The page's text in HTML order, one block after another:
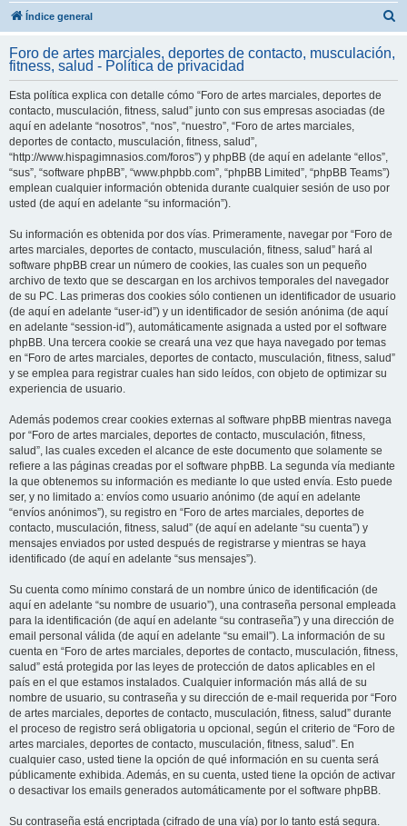
Índice general
c
Foro de artes marciales, deportes de contacto, musculación,
fitness, salud - Política de privacidad
Esta política explica con detalle cómo “Foro de artes marciales, deportes de
contacto, musculación, fitness, salud” junto con sus empresas asociadas (de
aquí en adelante “nosotros”, “nos”, “nuestro”, “Foro de artes marciales,
deportes de contacto, musculación, fitness, salud”,
“http://www.hispagimnasios.com/foros”) y phpBB (de aquí en adelante “ellos”,
“sus”, “software phpBB”, “www.phpbb.com”, “phpBB Limited”, “phpBB Teams”)
emplean cualquier información obtenida durante cualquier sesión de uso por
usted (de aquí en adelante “su información”).
Su información es obtenida por dos vías. Primeramente, navegar por “Foro de
artes marciales, deportes de contacto, musculación, fitness, salud” hará al
software phpBB crear un número de cookies, las cuales son un pequeño
archivo de texto que se descargan en los archivos temporales del navegador
de su PC. Las primeras dos cookies sólo contienen un identificador de usuario
(de aquí en adelante “user-id”) y un identificador de sesión anónima (de aquí
en adelante “session-id”), automáticamente asignada a usted por el software
phpBB. Una tercera cookie se creará una vez que haya navegado por temas
en “Foro de artes marciales, deportes de contacto, musculación, fitness, salud”
y se emplea para registrar cuales han sido leídos, con objeto de optimizar su
experiencia de usuario.
Además podemos crear cookies externas al software phpBB mientras navega
por “Foro de artes marciales, deportes de contacto, musculación, fitness,
salud”, las cuales exceden el alcance de este documento que solamente se
refiere a las páginas creadas por el software phpBB. La segunda vía mediante
la que obtenemos su información es mediante lo que usted envía. Esto puede
ser, y no limitado a: envíos como usuario anónimo (de aquí en adelante
“envíos anónimos”), su registro en “Foro de artes marciales, deportes de
contacto, musculación, fitness, salud” (de aquí en adelante “su cuenta”) y
mensajes enviados por usted después de registrarse y mientras se haya
identificado (de aquí en adelante “sus mensajes”).
Su cuenta como mínimo constará de un nombre único de identificación (de
aquí en adelante “su nombre de usuario”), una contraseña personal empleada
para la identificación (de aquí en adelante “su contraseña”) y una dirección de
email personal válida (de aquí en adelante “su email”). La información de su
cuenta en “Foro de artes marciales, deportes de contacto, musculación, fitness,
salud” está protegida por las leyes de protección de datos aplicables en el
país en el que estamos instalados. Cualquier información más allá de su
nombre de usuario, su contraseña y su dirección de e-mail requerida por “Foro
de artes marciales, deportes de contacto, musculación, fitness, salud” durante
el proceso de registro será obligatoria u opcional, según el criterio de “Foro de
artes marciales, deportes de contacto, musculación, fitness, salud”. En
cualquier caso, usted tiene la opción de qué información en su cuenta será
públicamente exhibida. Además, en su cuenta, usted tiene la opción de activar
o desactivar los emails generados automáticamente por el software phpBB.
Su contraseña está encriptada (cifrado de una vía) por lo tanto está segura.